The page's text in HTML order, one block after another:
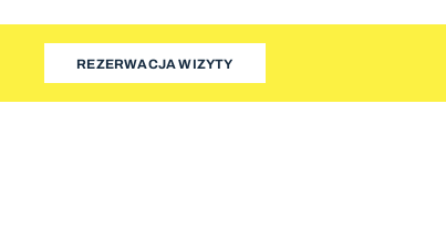
REZERWACJA WIZYTY